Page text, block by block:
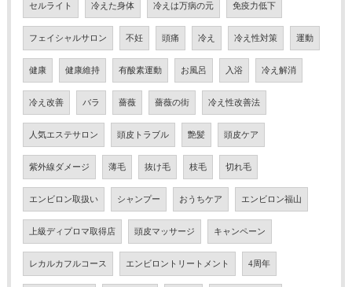
セルライト 冷えた身体 冷えは万病の元 免疫力低下
フェイシャルサロン 不妊 頭痛 冷え 冷え性対策 運動
健康 健康維持 有酸素運動 お風呂 入浴 冷え解消
冷え改善 バラ 薔薇 薔薇の街 冷え性改善法
人気エステサロン 頭皮トラブル 艶髪 頭皮ケア
紫外線ダメージ 薄毛 抜け毛 枝毛 切れ毛
エンビロン取扱い シャンプー おうちケア エンビロン福山
上級ディプロマ取得店 頭皮マッサージ キャンペーン
レカルカフルコース エンビロントリートメント 4周年